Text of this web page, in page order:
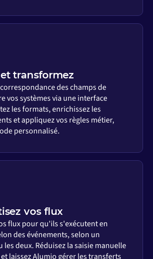
transformez
des champs de
vos systèmes via une interface
les formats, enrichissez les
et appliquez vos règles métier,
personnalisé.
vos flux
flux pour qu'ils s'exécutent en
des événements, selon un
les deux. Réduisez la saisie manuelle
laissez Alumio gérer les transferts